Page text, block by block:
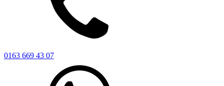
0163 669 43 07